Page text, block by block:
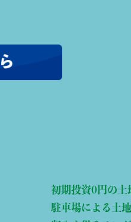
初期投資0円の土
駐車場による土